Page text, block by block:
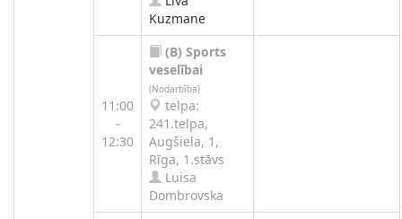
Kuzmane
11:00
-
12:30
(B) Sports
veselībai
(Nodarbība)
telpa:
241.telpa,
Augšiela, 1,
Rīga, 1.stāvs
Luisa
Dombrovska